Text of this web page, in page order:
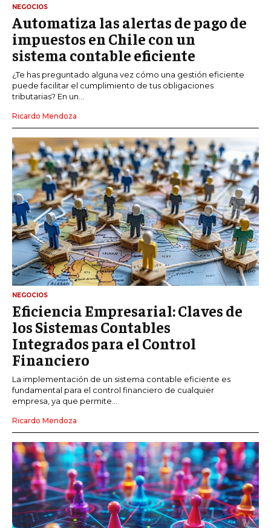
NEGOCIOS
Automatiza las alertas de pago de
impuestos en Chile con un
sistema contable eficiente
¿Te has preguntado alguna vez cómo una gestión eficiente
puede facilitar el cumplimiento de tus obligaciones
tributarias? En un...
Ricardo Mendoza
NEGOCIOS
Eficiencia Empresarial: Claves de
los Sistemas Contables
Integrados para el Control
Financiero
La implementación de un sistema contable eficiente es
fundamental para el control financiero de cualquier
empresa, ya que permite...
Ricardo Mendoza